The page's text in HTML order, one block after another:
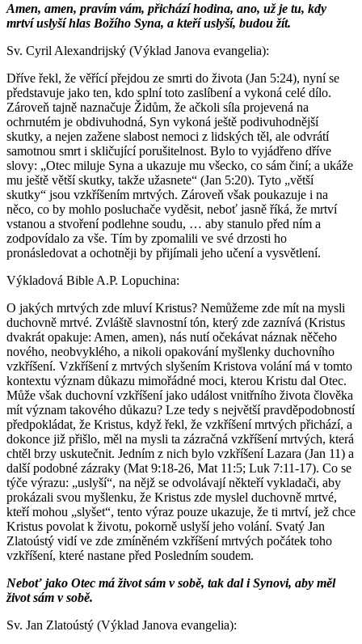
Amen, amen, pravím vám, přichází hodina, ano, už je tu, kdy
mrtví uslyší hlas Božího Syna, a kteří uslyší, budou žít.
Sv. Cyril Alexandrijský (Výklad Janova evangelia):
Dříve řekl, že věřící přejdou ze smrti do života (Jan 5:24), nyní se
představuje jako ten, kdo splní toto zaslíbení a vykoná celé dílo.
Zároveň tajně naznačuje Židům, že ačkoli síla projevená na
ochrnutém je obdivuhodná, Syn vykoná ještě podivuhodnější
skutky, a nejen zažene slabost nemoci z lidských těl, ale odvrátí
samotnou smrt i skličující porušitelnost. Bylo to vyjádřeno dříve
slovy: „Otec miluje Syna a ukazuje mu všecko, co sám činí; a ukáže
mu ještě větší skutky, takže užasnete“ (Jan 5:20). Tyto „větší
skutky“ jsou vzkříšením mrtvých. Zároveň však poukazuje i na
něco, co by mohlo posluchače vyděsit, neboť jasně říká, že mrtví
vstanou a stvoření podlehne soudu, … aby stanulo před ním a
zodpovídalo za vše. Tím by zpomalili ve své drzosti ho
pronásledovat a ochotněji by přijímali jeho učení a vysvětlení.
Výkladová Bible A.P. Lopuchina:
O jakých mrtvých zde mluví Kristus? Nemůžeme zde mít na mysli
duchovně mrtvé. Zvláště slavnostní tón, který zde zaznívá (Kristus
dvakrát opakuje: Amen, amen), nás nutí očekávat náznak něčeho
nového, neobvyklého, a nikoli opakování myšlenky duchovního
vzkříšení. Vzkříšení z mrtvých slyšením Kristova volání má v tomto
kontextu význam důkazu mimořádné moci, kterou Kristu dal Otec.
Může však duchovní vzkříšení jako událost vnitřního života člověka
mít význam takového důkazu? Lze tedy s největší pravděpodobností
předpokládat, že Kristus, když řekl, že vzkříšení mrtvých přichází, a
dokonce již přišlo, měl na mysli ta zázračná vzkříšení mrtvých, která
chtěl brzy uskutečnit. Jedním z nich bylo vzkříšení Lazara (Jan 11) a
další podobné zázraky (Mat 9:18-26, Mat 11:5; Luk 7:11-17). Co se
týče výrazu: „uslyší“, na nějž se odvolávají někteří vykladači, aby
prokázali svou myšlenku, že Kristus zde myslel duchovně mrtvé,
kteří mohou „slyšet“, tento výraz pouze ukazuje, že ti mrtví, jež chce
Kristus povolat k životu, pokorně uslyší jeho volání. Svatý Jan
Zlatoústý vidí ve zde zmíněném vzkříšení mrtvých počátek toho
vzkříšení, které nastane před Posledním soudem.
Neboť jako Otec má život sám v sobě, tak dal i Synovi, aby měl
život sám v sobě.
Sv. Jan Zlatoústý (Výklad Janova evangelia):